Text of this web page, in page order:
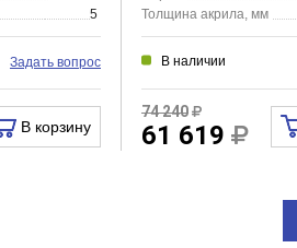
5
Задать вопрос
В корзину
Толщина акрила, мм
В наличии
74 240
61 619